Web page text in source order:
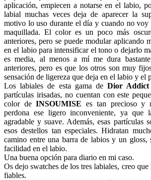
aplicación, empiecen a notarse en el labio,
labial muchas veces deja de aparecer la
motivo lo uso durante el día y cuando no voy
maquillada. El color es un poco más
anteriores, pero se puede modular aplicando
en el labio para intensificar el tono o dejarlo
es media, al menos a mí me dura
anteriores, pero es que los otros son muy
sensación de ligereza que deja en el labio y el
Los labiales de esta gama deDior Addict
partículas irisadas, no cuentan con este
color deINSOUMISE es tan precioso y
perdona ese ligero inconveniente, ya que
agradable y suave. Además, esas partículas
esos destellos tan especiales. Hidratan
camino entre una barra de labios y un gloss,
facilidad en el labio.
Una buena opción para diario en mi caso.
Os dejo swatches de los tres labiales, creo que
fiables.